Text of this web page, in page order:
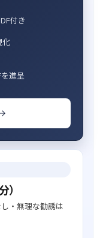
付き
化
進呈
）
・無理な勧誘は